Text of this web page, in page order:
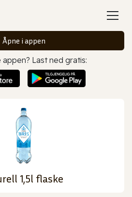
Åpne i appen
appen? Last ned gratis:
1,5l flaske